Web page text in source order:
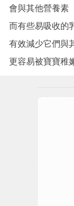
會與其他營養素
而有些易吸收的
有效減少它們與
更容易被寶寶稚